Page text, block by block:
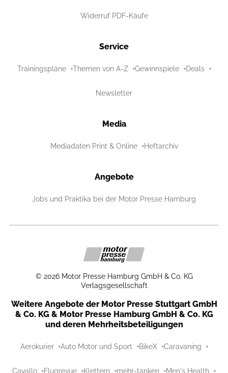
Widerruf PDF-Käufe
Service
Trainingspläne Themen von A-Z Gewinnspiele Deals
Newsletter
Media
Mediadaten Print & Online Heftarchiv
Angebote
Jobs und Praktika bei der Motor Presse Hamburg
© 2026 Motor Presse Hamburg GmbH & Co. KG
Verlagsgesellschaft
Weitere Angebote der Motor Presse Stuttgart GmbH
& Co. KG & Motor Presse Hamburg GmbH & Co. KG
und deren Mehrheitsbeteiligungen
Aerokurier Auto Motor und Sport BikeX Caravaning
Cavallo Flugrevue Klettern mehr-tanken Men's Health